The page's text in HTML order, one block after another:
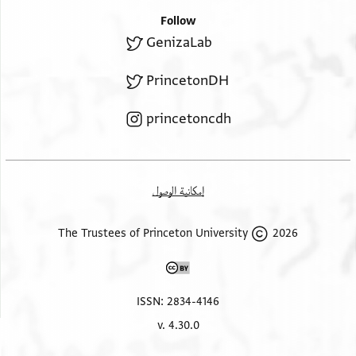
Follow
GenizaLab
PrincetonDH
princetoncdh
إمكانية الوصول
2026 The Trustees of Princeton University
ISSN: 2834-4146
v. 4.30.0